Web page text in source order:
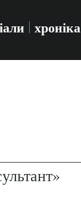
хроніка